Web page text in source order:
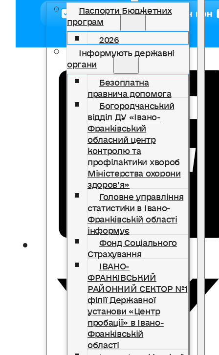
Паспорти Бюджетних
програм
2026
Інформують державні
органи
Безоплатна
правнича допомога
Богородчанський
відділ ДУ «Івано-
Франківський
обласний центр
контролю та
профілактики хвороб
Міністерства охорони
здоров’я»
Головне управління
статистики в Івано-
Франківській області
інформує
Фонд Соціального
Страхування
ІВАНО-
ФРАНКІВСЬКИЙ
РАЙОННИЙ СЕКТОР №1
філії Державної
установи «Центр
пробації» в Івано-
Франківській
області